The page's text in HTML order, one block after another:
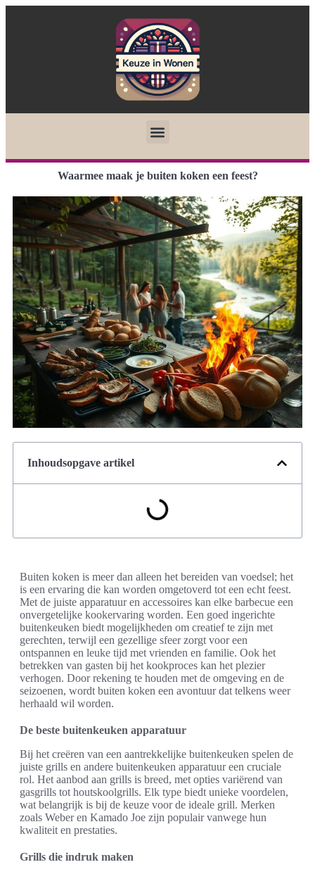
Waarmee maak je buiten koken een feest?
Inhoudsopgave artikel
Buiten koken is meer dan alleen het bereiden van voedsel; het
is een ervaring die kan worden omgetoverd tot een echt feest.
Met de juiste apparatuur en accessoires kan elke barbecue een
onvergetelijke kookervaring worden. Een goed ingerichte
buitenkeuken biedt mogelijkheden om creatief te zijn met
gerechten, terwijl een gezellige sfeer zorgt voor een
ontspannen en leuke tijd met vrienden en familie. Ook het
betrekken van gasten bij het kookproces kan het plezier
verhogen. Door rekening te houden met de omgeving en de
seizoenen, wordt buiten koken een avontuur dat telkens weer
herhaald wil worden.
De beste buitenkeuken apparatuur
Bij het creëren van een aantrekkelijke buitenkeuken spelen de
juiste grills en andere buitenkeuken apparatuur een cruciale
rol. Het aanbod aan grills is breed, met opties variërend van
gasgrills tot houtskoolgrills. Elk type biedt unieke voordelen,
wat belangrijk is bij de keuze voor de ideale grill. Merken
zoals Weber en Kamado Joe zijn populair vanwege hun
kwaliteit en prestaties.
Grills die indruk maken